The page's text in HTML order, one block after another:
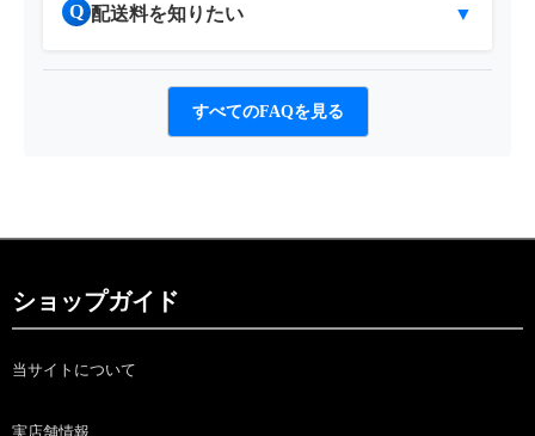
Q 配送料を知りたい ▼
すべてのFAQを見る
ショップガイド
当サイトについて
実店舗情報